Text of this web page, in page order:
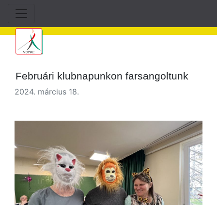
Februári klubnapunkon farsangoltunk
2024. március 18.